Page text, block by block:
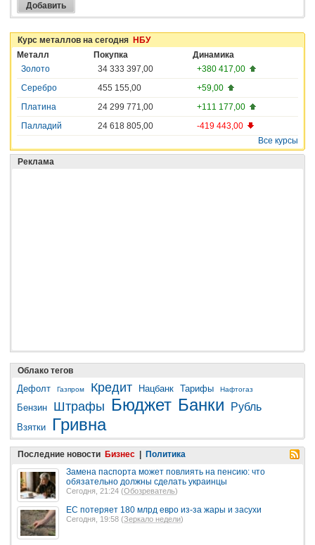
Курс металлов на сегодня НБУ
Металл
Покупка
Динамика
Золото
34 333 397,00
+380 417,00
Серебро
455 155,00
+59,00
Платина
24 299 771,00
+111 177,00
Палладий
24 618 805,00
-419 443,00
Все курсы
Реклама
Облако тегов
Дефолт Газпром Кредит Нацбанк Тарифы Нафтогаз
Бензин Штрафы Бюджет Банки Рубль
Взятки Гривна
Последние новости Бизнес
Политика
Замена паспорта может повлиять на пенсию: что
обязательно должны сделать украинцы
Сегодня, 21:24 (Обозреватель)
ЕС потеряет 180 млрд евро из-за жары и засухи
Сегодня, 19:58 (Зеркало недели)